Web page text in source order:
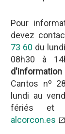
Pour
devez
73 60 du
08h30 à
Cantos nº
lundi au
fériés et
alcorcon.es